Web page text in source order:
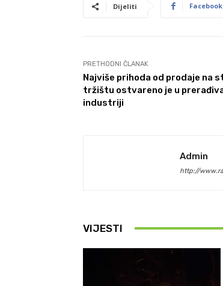
Dijeliti Facebook
PRETHODNI ČLANAK
Najviše prihoda od prodaje na
tržištu ostvareno je u
industriji
Admin
http://
VIJESTI